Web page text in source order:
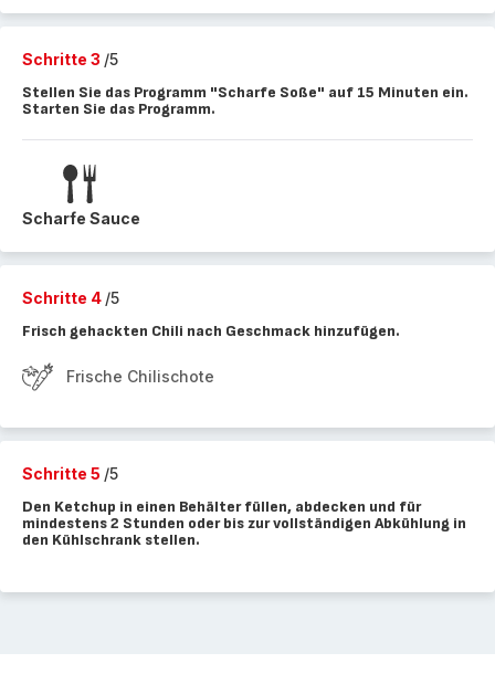
Schritte 3 /5
Stellen Sie das Programm "Scharfe Soße" auf 15 Minuten ein.
Starten Sie das Programm.
Scharfe Sauce
Schritte 4 /5
Frisch gehackten Chili nach Geschmack hinzufügen.
Frische Chilischote
Schritte 5 /5
Den Ketchup in einen Behälter füllen, abdecken und für
mindestens 2 Stunden oder bis zur vollständigen Abkühlung in
den Kühlschrank stellen.